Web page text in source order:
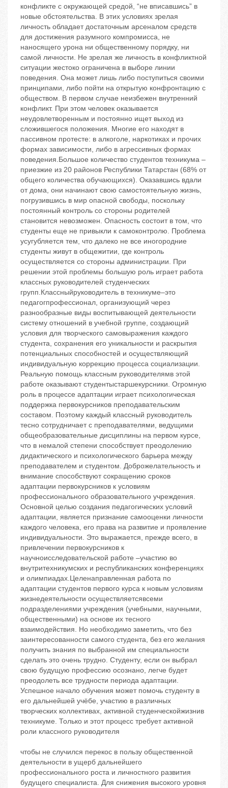
конфликте с окружающей средой, “не вписавшись” в
новые обстоятельства. В этих условиях зрелая
личность обладает достаточным арсеналом средств
для достижения разумного компромисса, не
наносящего урона ни общественному порядку, ни
самой личности. Не зрелая же личность в конфликтной
ситуации жестоко ограничена в выборе линии
поведения. Она может лишь либо поступиться своими
принципами, либо пойти на открытую конфронтацию с
обществом. В первом случае неизбежен внутренний
конфликт. При этом человек оказывается
неудовлетворенным и постоянно ищет выход из
сложившегося положения. Многие его находят в
пассивном протесте: в алкоголе, наркотиках и прочих
формах зависимости, либо в агрессивных формах
поведения.Большое количество студентов техникума –
приезжие из 20 районов Республики Татарстан (68% от
общего количества обучающихся). Оказавшись вдали
от дома, они начинают свою самостоятельную жизнь,
погрузившись в мир опасной свободы, поскольку
постоянный контроль со стороны родителей
становится невозможен. Опасность состоит в том, что
студенты еще не привыкли к самоконтролю. Проблема
усугубляется тем, что далеко не все иногородние
студенты живут в общежитии, где контроль
осуществляется со стороны администрации. При
решении этой проблемы большую роль играет работа
классных руководителей студенческих
групп.Классныйруководитель в техникуме–это
педагогпрофессионал, организующий через
разнообразные виды воспитывающей деятельности
систему отношений в учебной группе, создающий
условия для творческого самовыражения каждого
студента, сохранения его уникальности и раскрытия
потенциальных способностей и осуществляющий
индивидуальную коррекцию процесса социализации.
Реальную помощь классным руководителямв этой
работе оказывают студентыстаршекурсники. Огромную
роль в процессе адаптации играет психологическая
поддержка первокурсников преподавательским
составом. Поэтому каждый классный руководитель
тесно сотрудничает с преподавателями, ведущими
общеобразовательные дисциплины на первом курсе,
что в немалой степени способствует преодолению
дидактического и психологического барьера между
преподавателем и студентом. Доброжелательность и
внимание способствуют сокращению сроков
адаптации первокурсников к условиям
профессионального образовательного учреждения.
Основной целью создания педагогических условий
адаптации, является признание самооценки личности
каждого человека, его права на развитие и проявление
индивидуальности. Это выражается, прежде всего, в
привлечении первокурсников к
научноисследовательской работе –участию во
внутритехникумских и республиканских конференциях
и олимпиадах.Целенаправленная работа по
адаптации студентов первого курса к новым условиям
жизнедеятельности осуществляетсявсеми
подразделениями учреждения (учебными, научными,
общественными) на основе их тесного
взаимодействия. Но необходимо заметить, что без
заинтересованности самого студента, без его желания
получить знания по выбранной им специальности
сделать это очень трудно. Студенту, если он выбрал
свою будущую профессию осознано, легче будет
преодолеть все трудности периода адаптации.
Успешное начало обучения может помочь студенту в
его дальнейшей учёбе, участию в различных
творческих коллективах, активной студенческойжизнив
техникуме. Только и этот процесс требует активной
роли классного руководителя
чтобы не случился перекос в пользу общественной
деятельности в ущерб дальнейшего
профессионального роста и личностного развития
будущего специалиста. Для снижения высокого уровня